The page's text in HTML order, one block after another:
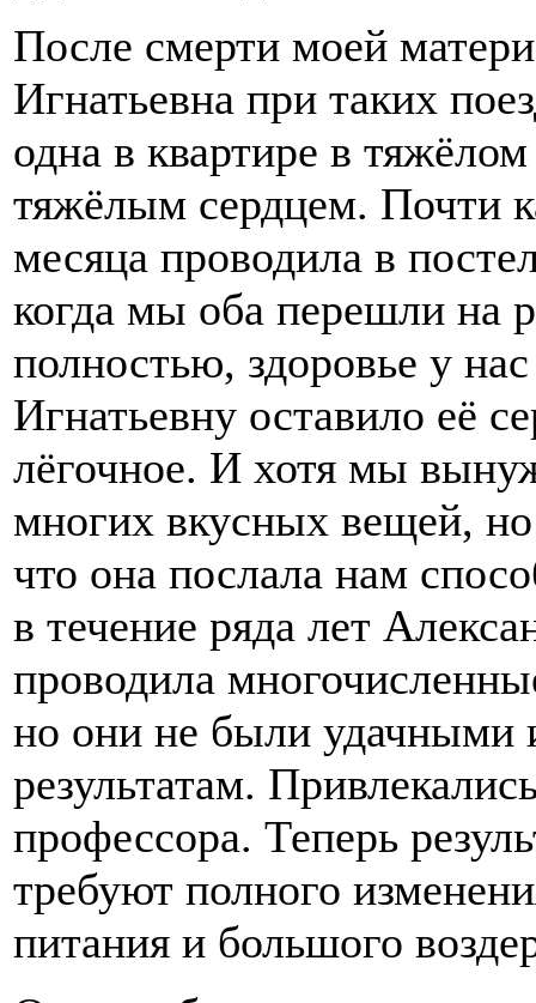
После смерти моей
Игнатьевна при таких
одна в квартире в
тяжёлым сердцем. Почти
месяца проводила в
когда мы оба перешли на
полностью, здоровье у
Игнатьевну оставило её
лёгочное. И хотя мы
многих вкусных вещей, но
что она послала нам
в течение ряда лет
проводила
но они не были удачными
результатам.
профессора. Теперь
требуют полного
питания и большого